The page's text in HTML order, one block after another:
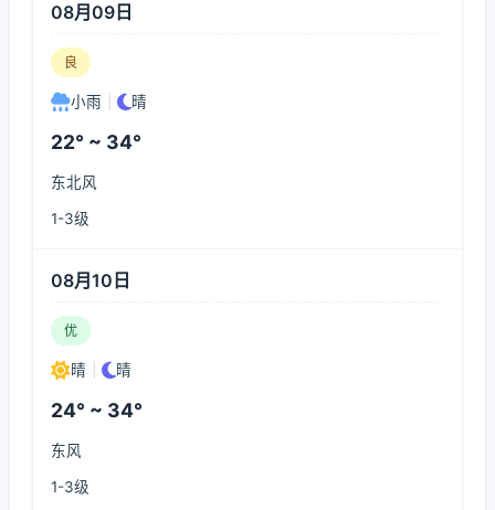
08月09日
良
小雨 晴
22° ~ 34°
东北风
1-3级
08月10日
优
晴 晴
24° ~ 34°
东风
1-3级